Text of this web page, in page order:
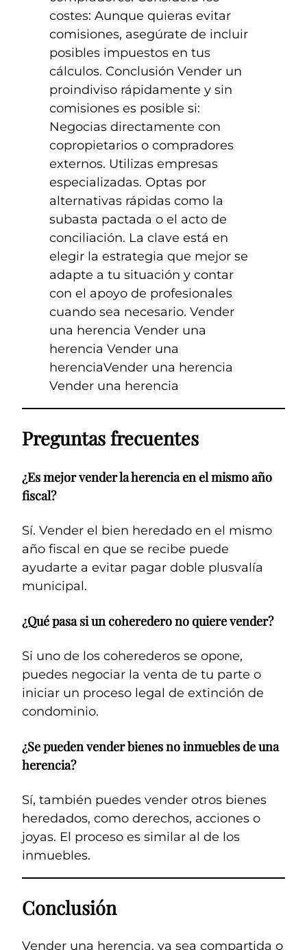
costes: Aunque quieras evitar
comisiones, asegúrate de incluir
posibles impuestos en tus
cálculos. Conclusión Vender un
proindiviso rápidamente y sin
comisiones es posible si:
Negocias directamente con
copropietarios o compradores
externos. Utilizas empresas
especializadas. Optas por
alternativas rápidas como la
subasta pactada o el acto de
conciliación. La clave está en
elegir la estrategia que mejor se
adapte a tu situación y contar
con el apoyo de profesionales
cuando sea necesario. Vender
una herencia Vender una
herencia Vender una
herenciaVender una herencia
Vender una herencia
Preguntas frecuentes
¿Es mejor vender la herencia en el mismo año
fiscal?
Sí. Vender el bien heredado en el mismo
año fiscal en que se recibe puede
ayudarte a evitar pagar doble plusvalía
municipal.
¿Qué pasa si un coheredero no quiere vender?
Si uno de los coherederos se opone,
puedes negociar la venta de tu parte o
iniciar un proceso legal de extinción de
condominio.
¿Se pueden vender bienes no inmuebles de una
herencia?
Sí, también puedes vender otros bienes
heredados, como derechos, acciones o
joyas. El proceso es similar al de los
inmuebles.
Conclusión
Vender una herencia, ya sea compartida o